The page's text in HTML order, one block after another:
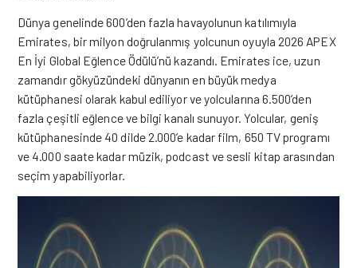
Dünya genelinde 600’den fazla havayolunun katılımıyla
Emirates, bir milyon doğrulanmış yolcunun oyuyla 2026 APEX
En İyi Global Eğlence Ödülü’nü kazandı. Emirates ice, uzun
zamandır gökyüzündeki dünyanın en büyük medya
kütüphanesi olarak kabul ediliyor ve yolcularına 6.500’den
fazla çeşitli eğlence ve bilgi kanalı sunuyor. Yolcular, geniş
kütüphanesinde 40 dilde 2.000’e kadar film, 650 TV programı
ve 4.000 saate kadar müzik, podcast ve sesli kitap arasından
seçim yapabiliyorlar.